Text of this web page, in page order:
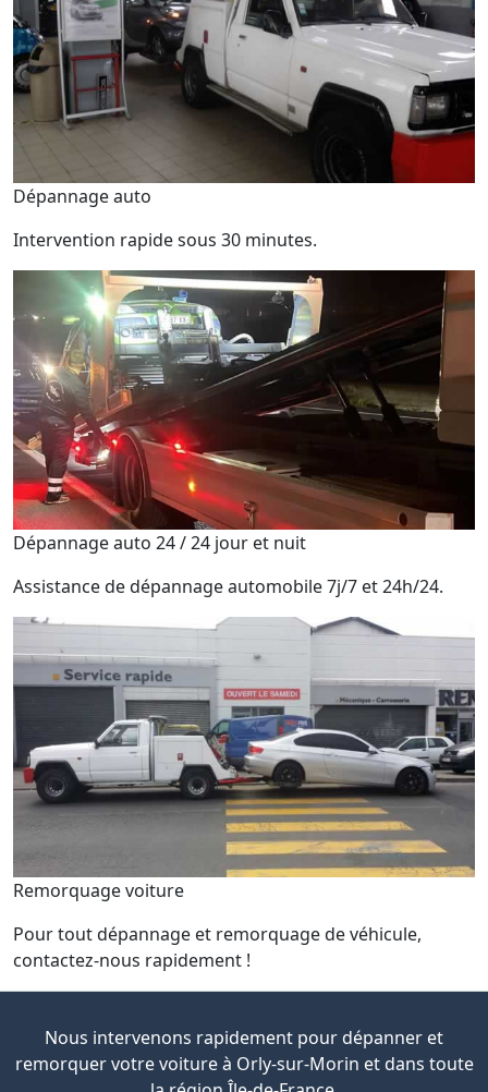
Dépannage auto
Intervention rapide sous 30 minutes.
Dépannage auto 24 / 24 jour et nuit
Assistance de dépannage automobile 7j/7 et 24h/24.
Remorquage voiture
Pour tout dépannage et remorquage de véhicule,
contactez-nous rapidement !
Nous intervenons rapidement pour dépanner et
remorquer votre voiture à Orly-sur-Morin et dans toute